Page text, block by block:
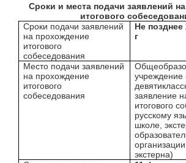
Сроки и места подачи заявлений
итогового
Сроки подачи заявлений
на прохождение
итогового
собеседования
Не позднее
г
Место подачи заявлений
на прохождение
итогового
собеседования
учреждение
заявление
итогового
русскому
школе,
экстерна)